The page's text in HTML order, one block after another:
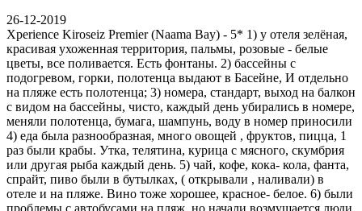
26-12-2019
Xperience Kiroseiz Premier (Naama Bay) - 5* 1) у отеля зелёная,
красивая ухоженная территория, пальмы, розовые - белые
цветы, все поливается. Есть фонтаны. 2) бассейны с
подогревом, горки, полотенца выдают в Басейне, И отдельно
на пляже есть полотенца; 3) номера, стандарт, выход на балкон
с видом на бассейны, чисто, каждый день убирались в номере,
меняли полотенца, бумага, шампунь, воду в номер приносили
4) еда была разнообразная, много овощей , фруктов, пицца, 1
раз были крабы. Утка, телятина, курица с мясного, скумбрия
или другая рыба каждый день. 5) чай, кофе, кока- кола, фанта,
спрайт, пиво были в бутылках, ( открывали , наливали) в
отеле и на пляже. Вино тоже хорошее, красное- белое. 6) были
проблемы с автобусами на пляж, но начали возмущается люди,